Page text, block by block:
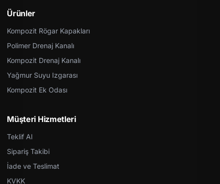
Ürünler
Kompozit Rögar Kapakları
Polimer Drenaj Kanalı
Kompozit Drenaj Kanalı
Yağmur Suyu Izgarası
Kompozit Ek Odası
Müşteri Hizmetleri
Teklif Al
Sipariş Takibi
İade ve Teslimat
KVKK